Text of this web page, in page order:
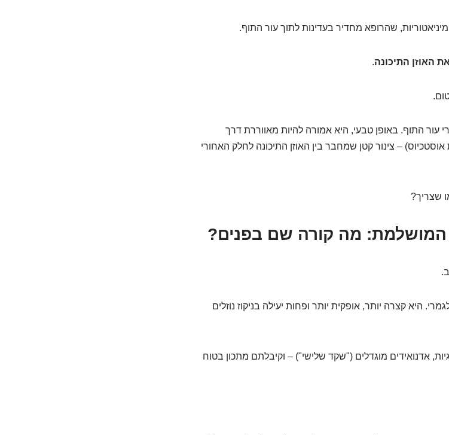
שהרופא מחדיר בעדינות לתוך עור התוף.
האוזן התיכונה.
עור התוף. באופן טבעי, היא אמורה להיות מאווררת דרך
– צינור קטן שמחבר בין האוזן התיכונה לחלק האחורי
שצריך?
המושלמת: מה קורה שם בפנים?
היא קצרה יותר, אופקית יותר ופחות יעילה בניקוז נוזלים
אדנואידים מוגדלים ("שקד שלישי") – וקיבלתם מתכון בטוח